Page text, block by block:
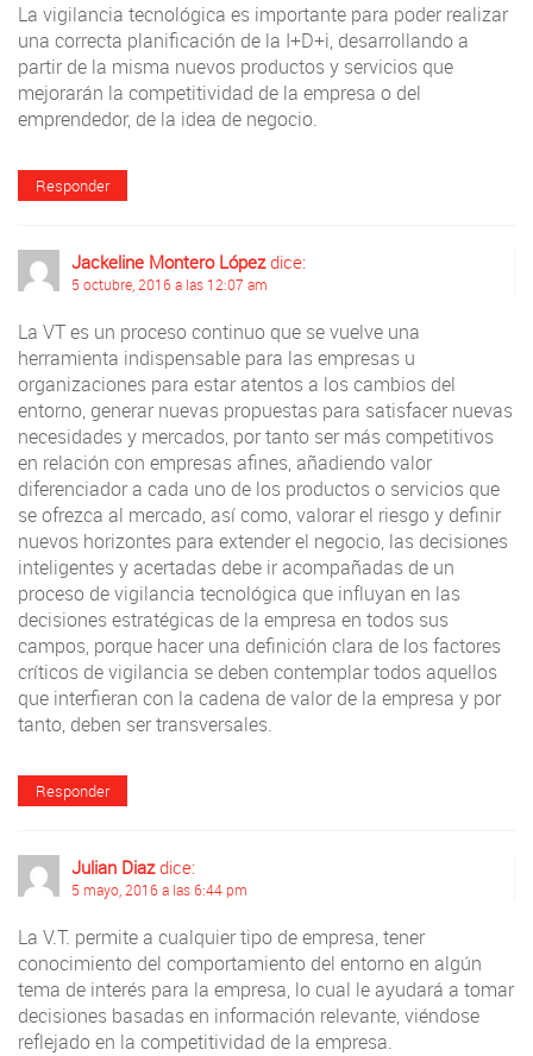
La vigilancia tecnológica es importante para poder realizar
una correcta planificación de la I+D+i, desarrollando a
partir de la misma nuevos productos y servicios que
mejorarán la competitividad de la empresa o del
emprendedor, de la idea de negocio.
Responder
Jackeline Montero López dice:
5 octubre, 2016 a las 12:07 am
La VT es un proceso continuo que se vuelve una
herramienta indispensable para las empresas u
organizaciones para estar atentos a los cambios del
entorno, generar nuevas propuestas para satisfacer nuevas
necesidades y mercados, por tanto ser más competitivos
en relación con empresas afines, añadiendo valor
diferenciador a cada uno de los productos o servicios que
se ofrezca al mercado, así como, valorar el riesgo y definir
nuevos horizontes para extender el negocio, las decisiones
inteligentes y acertadas debe ir acompañadas de un
proceso de vigilancia tecnológica que influyan en las
decisiones estratégicas de la empresa en todos sus
campos, porque hacer una definición clara de los factores
críticos de vigilancia se deben contemplar todos aquellos
que interfieran con la cadena de valor de la empresa y por
tanto, deben ser transversales.
Responder
Julian Diaz dice:
5 mayo, 2016 a las 6:44 pm
La V.T. permite a cualquier tipo de empresa, tener
conocimiento del comportamiento del entorno en algún
tema de interés para la empresa, lo cual le ayudará a tomar
decisiones basadas en información relevante, viéndose
reflejado en la competitividad de la empresa.